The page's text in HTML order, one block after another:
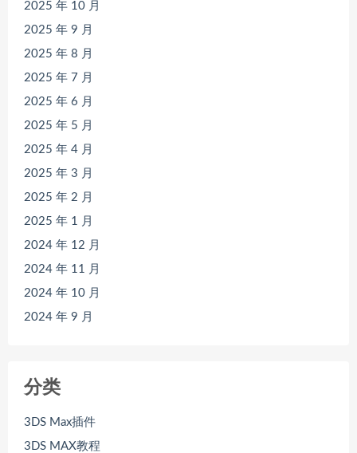
2025 年 10 月
2025 年 9 月
2025 年 8 月
2025 年 7 月
2025 年 6 月
2025 年 5 月
2025 年 4 月
2025 年 3 月
2025 年 2 月
2025 年 1 月
2024 年 12 月
2024 年 11 月
2024 年 10 月
2024 年 9 月
分类
3DS Max插件
3DS MAX教程